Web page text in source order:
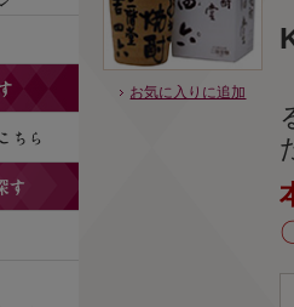
お気に入りに追加